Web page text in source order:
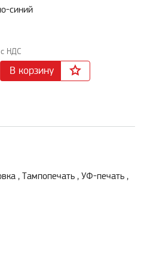
синий
В корзину